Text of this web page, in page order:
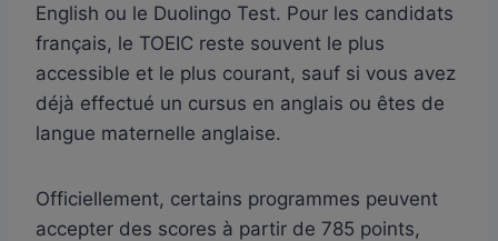
English ou le Duolingo Test. Pour les candidats
français, le TOEIC reste souvent le plus
accessible et le plus courant, sauf si vous avez
déjà effectué un cursus en anglais ou êtes de
langue maternelle anglaise.
Officiellement, certains programmes peuvent
accepter des scores à partir de 785 points,